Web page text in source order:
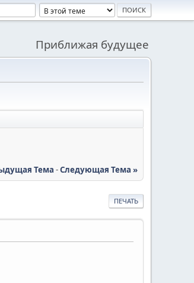
Приближая будущее
Тема -Следующая Тема »
ПЕЧАТЬ